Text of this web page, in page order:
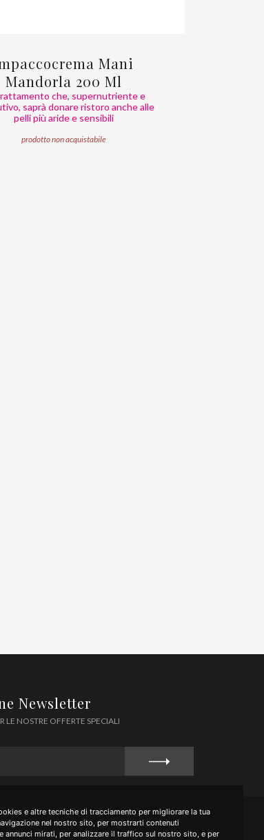
e altre tecniche di tracciamento per migliorare la tua
nel nostro sito, per mostrarti contenuti
annunci mirati, per analizzare il traffico sul nostro sito, e per
Mani
Mandorla 200 Ml
che, supernutriente e
saprà donare ristoro anche alle
pelli più aride e sensibili
prodotto non acquistabile
Newsletter
LE NOSTRE OFFERTE SPECIALI